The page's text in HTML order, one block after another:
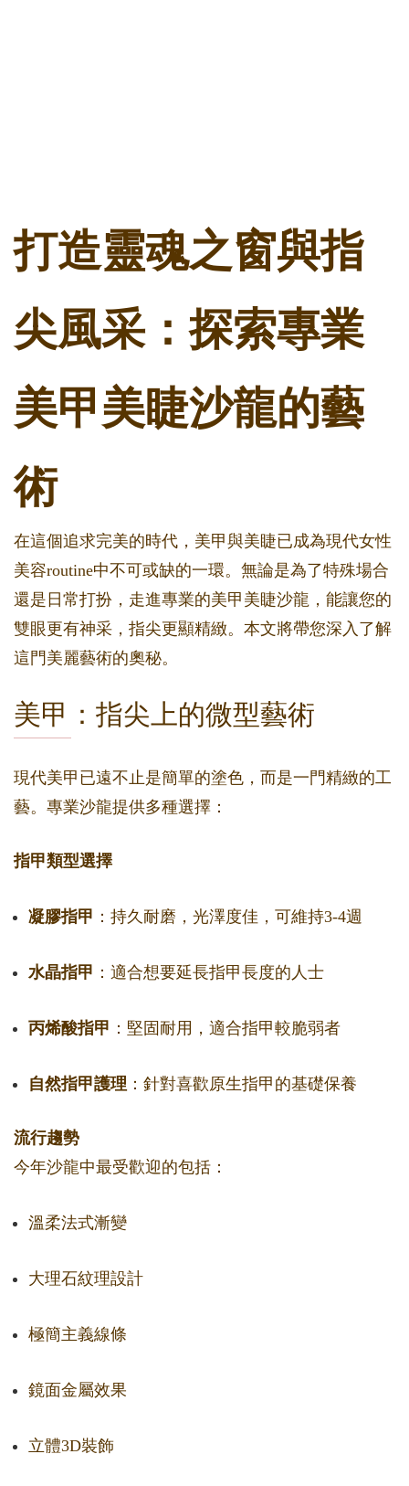
打造靈魂之窗與指
尖風采：探索專業
美甲美睫沙龍的藝
術
在這個追求完美的時代，美甲與美睫已成為現代女性
美容routine中不可或缺的一環。無論是為了特殊場合
還是日常打扮，走進專業的美甲美睫沙龍，能讓您的
雙眼更有神采，指尖更顯精緻。本文將帶您深入了解
這門美麗藝術的奧秘。
美甲：指尖上的微型藝術
現代美甲已遠不止是簡單的塗色，而是一門精緻的工
藝。專業沙龍提供多種選擇：
指甲類型選擇
凝膠指甲 ：持久耐磨，光澤度佳，可維持3-4週
水晶指甲 ：適合想要延長指甲長度的人士
丙烯酸指甲 ：堅固耐用，適合指甲較脆弱者
自然指甲護理 ：針對喜歡原生指甲的基礎保養
流行趨勢
今年沙龍中最受歡迎的包括：
溫柔法式漸變
大理石紋理設計
極簡主義線條
鏡面金屬效果
立體3D裝飾